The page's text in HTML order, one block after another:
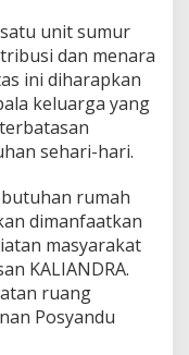
unit sumur
dan menara
ini diharapkan
keluarga yang
sehari-hari.
rumah
dimanfaatkan
masyarakat
KALIANDRA.
ruang
Posyandu